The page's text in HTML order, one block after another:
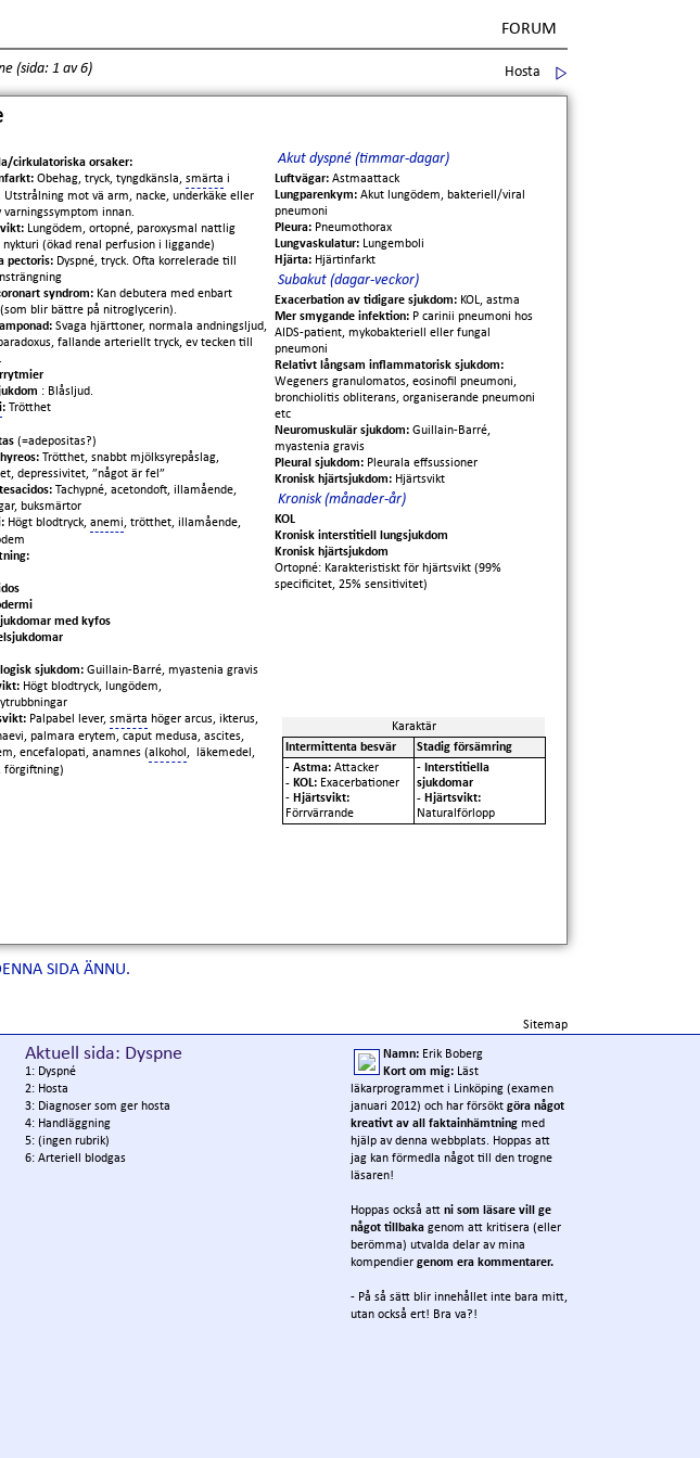
FORUM
(sida: 1 av 6) Hosta
cirkulatoriska orsaker:
Obehag, tryck, tyngdkänsla, smärta i
Utstrålning mot vä arm, nacke, underkäke eller
varningssymptom innan.
Lungödem, ortopné, paroxysmal nattlig
nykturi (ökad renal perfusion i liggande)
pectoris: Dyspné, tryck. Ofta korrelerade till
syndrom: Kan debutera med enbart
blir bättre på nitroglycerin).
Svaga hjärttoner, normala andningsljud,
fallande arteriellt tryck, ev tecken till
: Blåsljud.
: Trötthet
(=adepositas?)
Trötthet, snabbt mjölksyrepåslag,
depressivitet, ”något är fel”
Tachypné, acetondoft, illamående,
buksmärtor
Högt blodtryck, anemi, trötthet, illamående,
med kyfos
sjukdom: Guillain-Barré, myastenia gravis
Högt blodtryck, lungödem,
Palpabel lever, smärta höger arcus, ikterus,
palmara erytem, caput medusa, ascites,
encefalopati, anamnes (alkohol , läkemedel,
förgiftning)
Akut dyspné (timmar-dagar)
Luftvägar: Astmaattack
Lungparenkym: Akut lungödem, bakteriell/viral
pneumoni
Pleura: Pneumothorax
Lungvaskulatur: Lungemboli
Hjärta: Hjärtinfarkt
Subakut (dagar-veckor)
Exacerbation av tidigare sjukdom: KOL, astma
Mer smygande infektion: P carinii pneumoni hos
AIDS-patient, mykobakteriell eller fungal
pneumoni
Relativt långsam inflammatorisk sjukdom:
Wegeners granulomatos, eosinofil pneumoni,
bronchiolitis obliterans, organiserande pneumoni
etc
Neuromuskulär sjukdom: Guillain-Barré,
myastenia gravis
Pleural sjukdom: Pleurala effsussioner
Kronisk hjärtsjukdom: Hjärtsvikt
Kronisk (månader-år)
KOL
Kronisk interstitiell lungsjukdom
Kronisk hjärtsjukdom
Ortopné: Karakteristiskt för hjärtsvikt (99%
specificitet, 25% sensitivitet)
Karaktär
Intermittenta besvär
Stadig försämring
- Astma: Attacker
- KOL: Exacerbationer
- Hjärtsvikt:
Förrvärrande
- Interstitiella
sjukdomar
- Hjärtsvikt:
Naturalförlopp
SIDA ÄNNU.
Sitemap
Namn: Erik Boberg
Kort om mig: Läst
läkarprogrammet i Linköping (examen
januari 2012) och har försökt göra något
kreativt av all faktainhämtning med
hjälp av denna webbplats. Hoppas att
jag kan förmedla något till den trogne
läsaren!
Hoppas också att ni som läsare vill ge
något tillbaka genom att kritisera (eller
berömma) utvalda delar av mina
kompendier genom era kommentarer.
- På så sätt blir innehållet inte bara mitt,
utan också ert! Bra va?!
Aktuell sida: Dyspne
1: Dyspné
2: Hosta
3: Diagnoser som ger hosta
4: Handläggning
5: (ingen rubrik)
6: Arteriell blodgas